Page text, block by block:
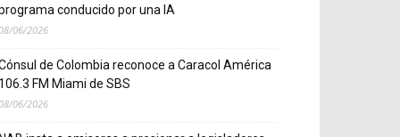
conducido por una IA
06/2026
de Colombia reconoce a Caracol América
FM Miami de SBS
06/2026